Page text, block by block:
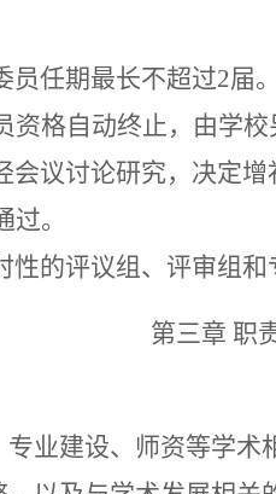
员任期最长不超过2届
格自动终止，由学校
会议讨论研究，决定
。
的评议组、评审组和
第三章 职
业建设、师资等学术